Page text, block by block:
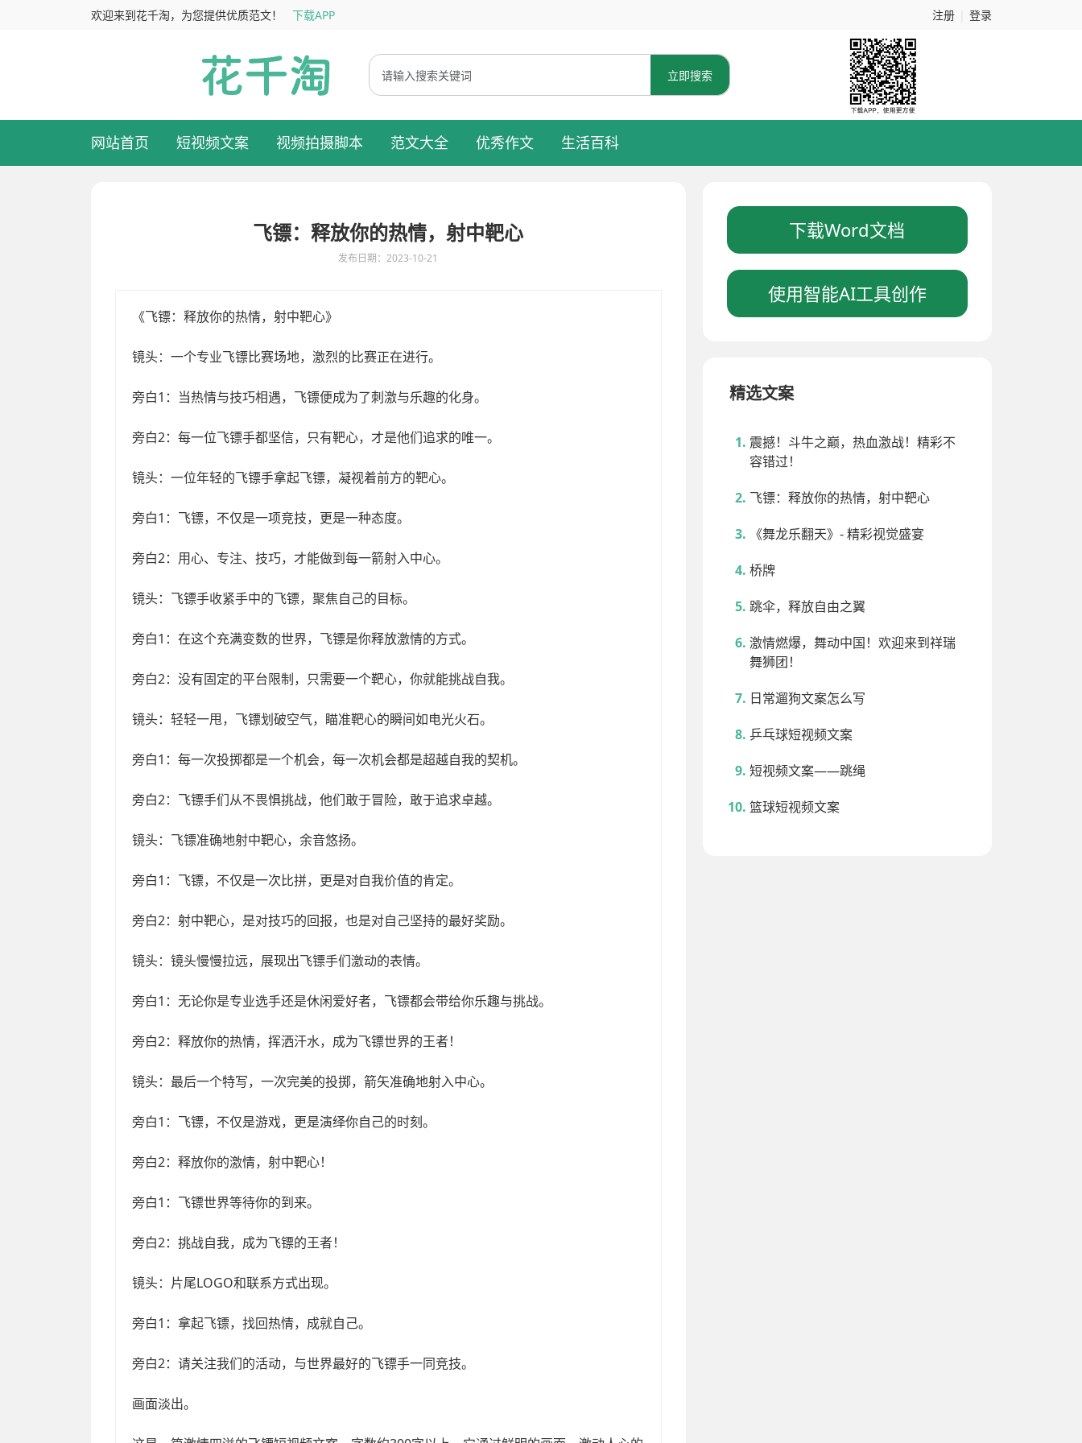
欢迎来到花千淘，为您提供优质范文！ 下载APP 注册 登录
立即搜索
网站首页 短视频文案 视频拍摄脚本 范文大全 优秀作文 生活百科
飞镖：释放你的热情，射中靶心
发布日期：2023-10-21
下载Word文档
使用智能AI工具创作
精选文案
震撼！斗牛之巅，热血激战！精彩不
容错过！
飞镖：释放你的热情，射中靶心
《舞龙乐翻天》- 精彩视觉盛宴
桥牌
跳伞，释放自由之翼
激情燃爆，舞动中国！欢迎来到祥瑞
舞狮团！
日常遛狗文案怎么写
乒乓球短视频文案
短视频文案——跳绳
篮球短视频文案